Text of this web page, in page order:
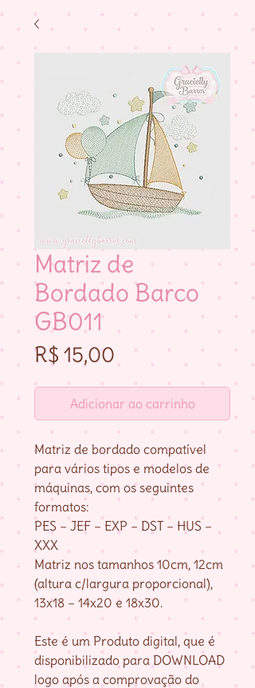
Matriz de
Bordado Barco
GB011
R$ 15,00 Preço
Adicionar ao carrinho
Matriz de bordado compatível
para vários tipos e modelos de
máquinas, com os seguintes
formatos:
PES – JEF – EXP – DST – HUS –
XXX
Matriz nos tamanhos 10cm, 12cm
(altura c/largura proporcional),
13x18 – 14x20 e 18x30.
Este é um Produto digital, que é
disponibilizado para DOWNLOAD
logo após a comprovação do